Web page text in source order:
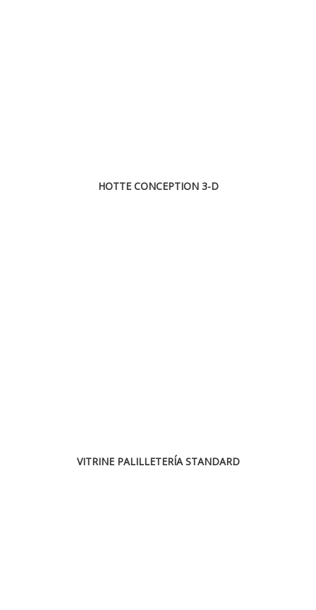
HOTTE CONCEPTION 3-D
VITRINE PALILLETERÍA STANDARD